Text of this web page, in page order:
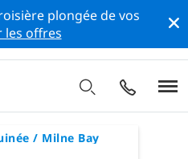
plongée de vos
les offres
/ Milne Bay